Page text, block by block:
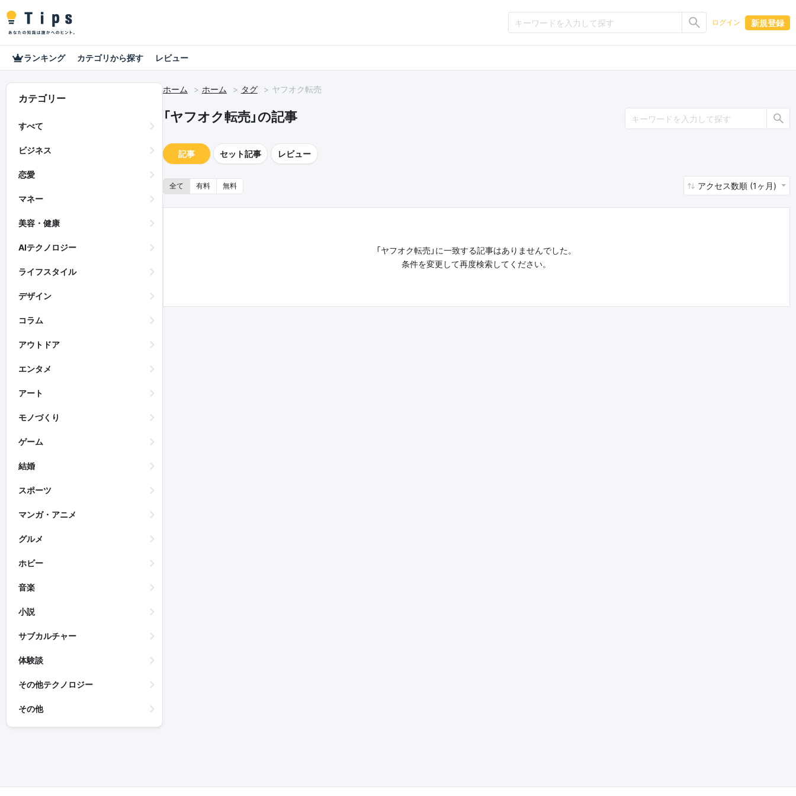
ログイン 新規登録
ランキング カテゴリから探す レビュー
カテゴリー
すべて
ビジネス
恋愛
マネー
美容・健康
AIテクノロジー
ライフスタイル
デザイン
コラム
アウトドア
エンタメ
アート
モノづくり
ゲーム
結婚
スポーツ
マンガ・アニメ
グルメ
ホビー
音楽
小説
サブカルチャー
体験談
その他テクノロジー
その他
ホーム ホーム タグ ヤフオク転売
「ヤフオク転売」の記事
記事 セット記事 レビュー
全て 有料 無料 アクセス数順 (1ヶ月)
「ヤフオク転売」に一致する記事はありませんでした。
条件を変更して再度検索してください。